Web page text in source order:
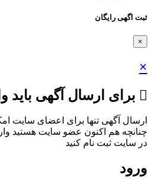
ثبت اگهی رایگان
×
×
برای ارسال آگهی باید
ارسال آگهی تنها برای اعضای سایت
چنانچه هم‌ اکنون عضو سایت هستید
در سایت ثبت نام کنید
ورود